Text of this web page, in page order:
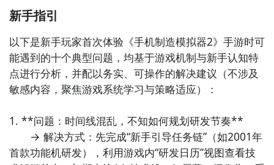
通过上面的游戏介绍和图片，可能大家对手机制造模拟
器2有大致的了解了，不过这么游戏要怎么样才能抢先体
醒了，通过在九游APP中搜索“手机制造模拟器2”，点击
右边的【订阅】或者是【开测提醒】，订阅游戏就不会
错过最先的下载机会了咯！
好的解决下载耗时长的问题。
新手指引
以下是新手玩家首次体验《手机制造模拟器2》手游时可
能遇到的十个典型问题，均基于游戏机制与新手认知特
点进行分析，并配以务实、可操作的解决建议（不涉及
敏感内容，聚焦游戏系统学习与策略适应）：
1. **问题：时间线混乱，不知如何规划研发节奏**
→ 解决方式：先完成“新手引导任务链”（如2001年
首款功能机研发），利用游戏内“研发日历”视图查看技